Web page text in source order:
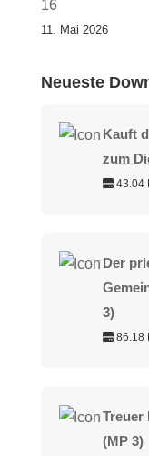
16
11. Mai 2026
Neueste
Kauft
zum
43.04
Der
3)
86.18
Treuer
(MP 3)